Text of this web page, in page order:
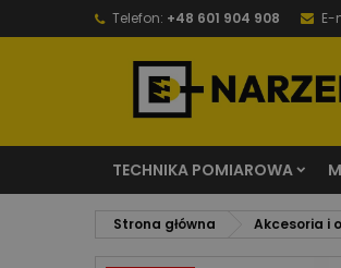
Telefon: +48 601 904 908 E-
TECHNIKA POMIAROWA
Strona główna Akcesoria i